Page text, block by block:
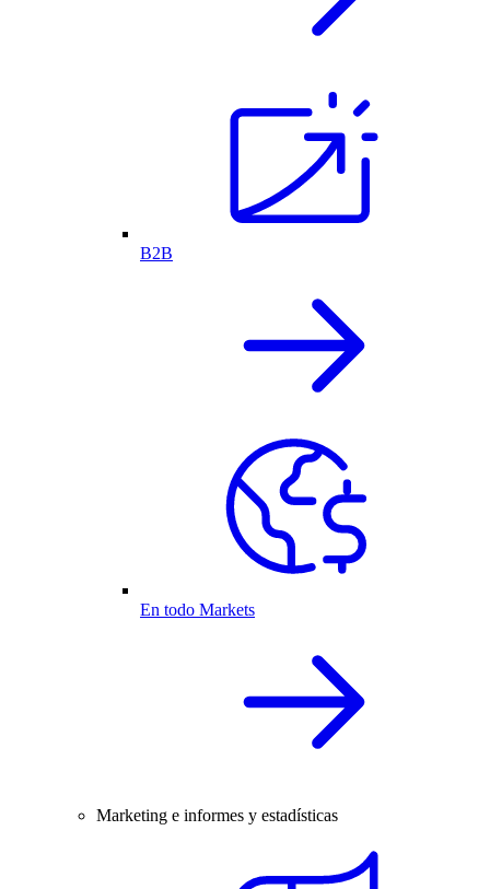
B2B
En todo Markets
Marketing e informes y estadísticas